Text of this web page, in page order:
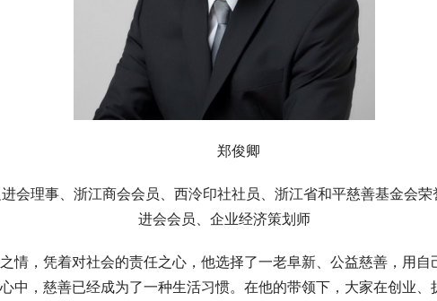
郑俊卿
会会员、西泠印社社员、‌浙江省和平慈善基金会荣誉成员、‌中国光彩事业促
进会会员、企业经济策划师
情，凭着对社会的责任之心，他选择了一老阜新、公益慈善，用自
中，慈善已经成为了一种生活习惯。在他的带领下，大家在创业